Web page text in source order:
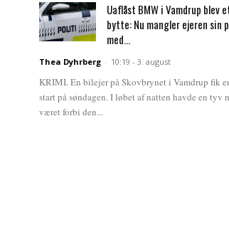
Uaflåst BMW i Vamdrup blev
bytte: Nu mangler ejeren sin
med...
Thea Dyhrberg - 10:19 - 3. august
KRIMI. En bilejer på Skovbrynet i Vamdrup fik
start på søndagen. I løbet af natten havde en tyv
været forbi den...